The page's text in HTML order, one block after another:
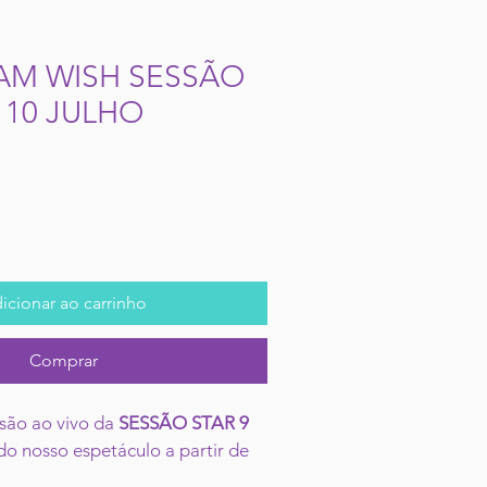
WISH SESSÃO
10 JULHO
ao carrinho
Comprar
ao vivo da SESSÃO STAR 9
nosso espetáculo a partir de